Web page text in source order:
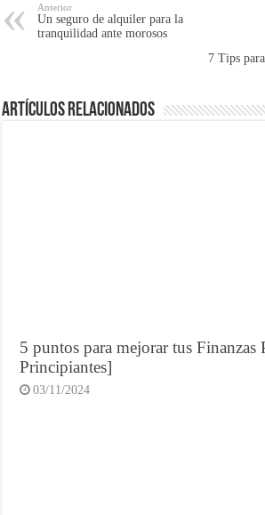
Anterior
Un seguro de alquiler para la
tranquilidad ante morosos
7 Tips
Artículos Relacionados
5 puntos para mejorar tus Finanzas
Principiantes]
03/11/2024